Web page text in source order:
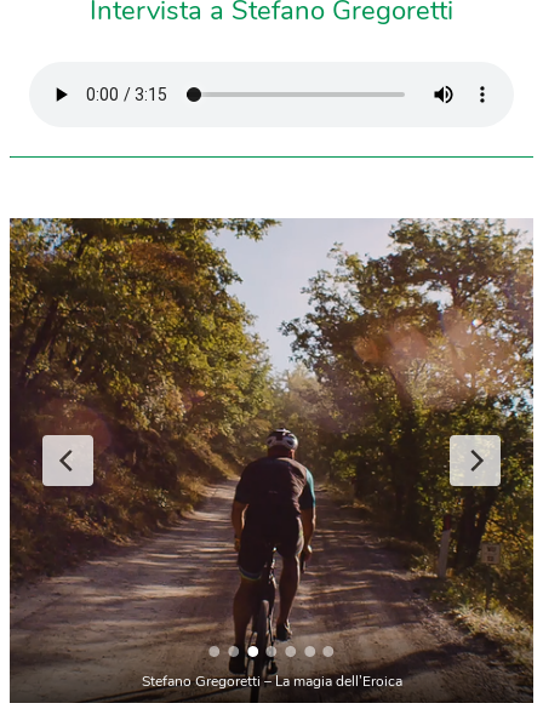
Intervista a Stefano Gregoretti
Stefano Gregoretti – La magia dell’Eroica